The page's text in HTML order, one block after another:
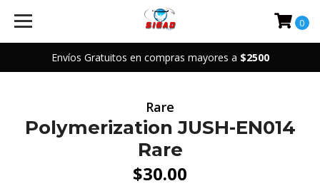
Envíos Gratuitos en compras mayores a $2500
0
Rare
Polymerization JUSH-EN014
Rare
$30.00